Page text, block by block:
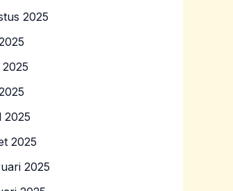
2025
2025
2025
2025